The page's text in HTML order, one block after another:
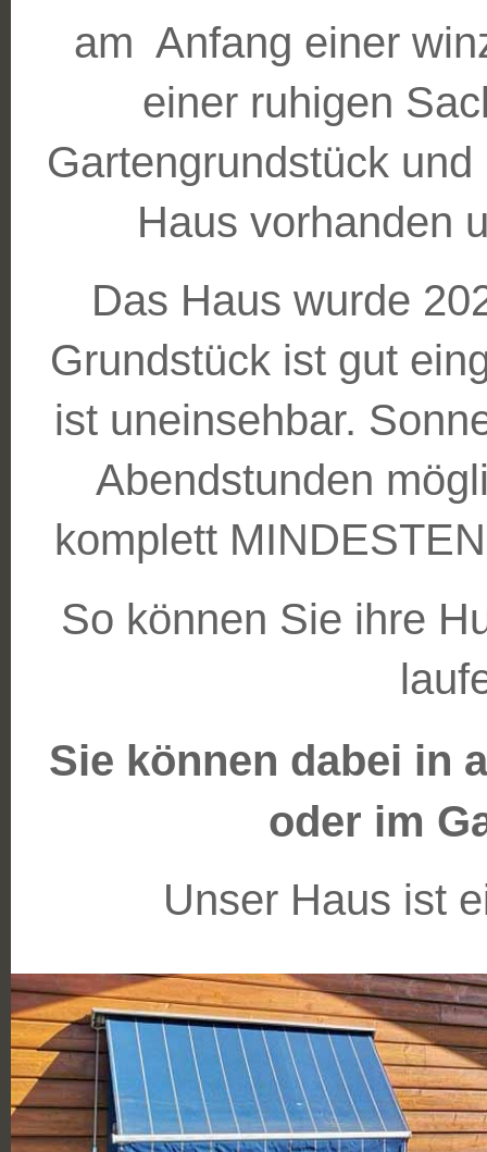
am Anfang einer
einer ruhigen
Gartengrundstück
Haus vorhanden
Das Haus wurde
Grundstück ist gut
ist uneinsehbar.
Abendstunden
komplett
So können Sie ihre
Sie können dabei in
oder im
Unser Haus ist